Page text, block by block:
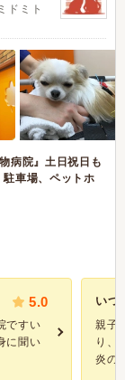
ドミト
病院』土日祝日も
車場、ペットホ
5.0
ですい
に聞い
いつ
親子
り、
炎の